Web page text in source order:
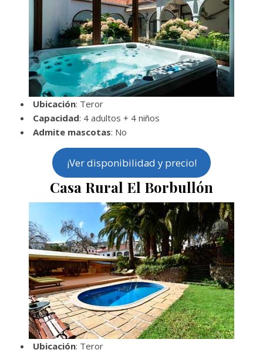
Ubicación: Teror
Capacidad: 4 adultos + 4 niños
Admite mascotas: No
¡Ver disponibilidad y precio!
Casa Rural El Borbullón
Ubicación: Teror